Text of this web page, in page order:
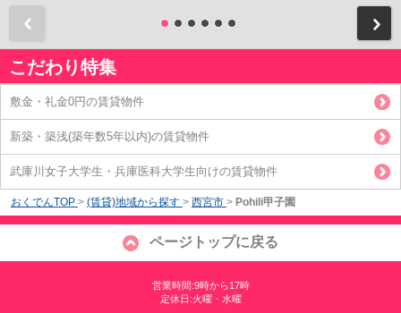
こだわり特集
敷金・礼金0円の賃貸物件
新築・築浅(築年数5年以内)の賃貸物件
武庫川女子大学生・兵庫医科大学生向けの賃貸物件
おくでんTOP > (賃貸)地域から探す > 西宮市 > Pohili甲子園
ページトップに戻る
営業時間:9時から17時
定休日:火曜・水曜